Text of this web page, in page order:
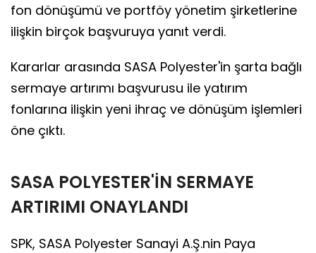
fon dönüşümü ve portföy yönetim şirketlerine
ilişkin birçok başvuruya yanıt verdi.
Kararlar arasında SASA Polyester'in şarta bağlı
sermaye artırımı başvurusu ile yatırım
fonlarına ilişkin yeni ihraç ve dönüşüm işlemleri
öne çıktı.
SASA POLYESTER'İN SERMAYE
ARTIRIMI ONAYLANDI
SPK, SASA Polyester Sanayi A.Ş.nin Paya